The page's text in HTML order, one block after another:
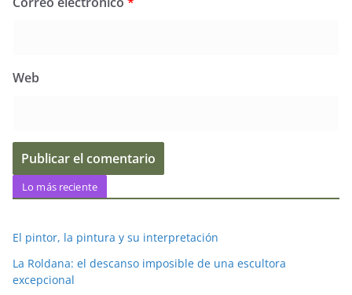
Web
Lo más reciente
El pintor, la pintura y su interpretación
La Roldana: el descanso imposible de una escultora
excepcional